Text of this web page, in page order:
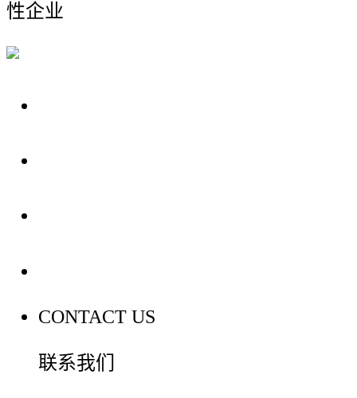
性企业
CONTACT US
联系我们